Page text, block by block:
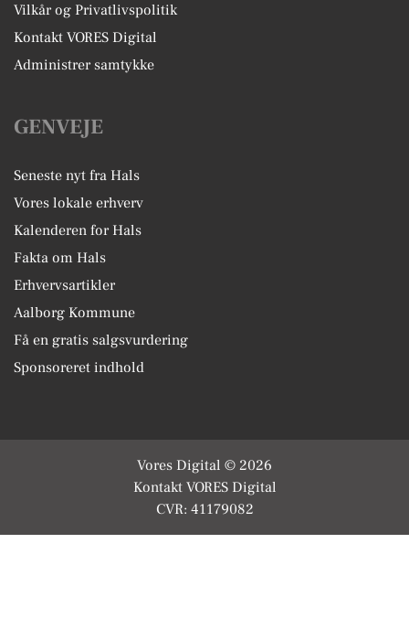
Vilkår og Privatlivspolitik
Kontakt VORES Digital
Administrer samtykke
GENVEJE
Seneste nyt fra Hals
Vores lokale erhverv
Kalenderen for Hals
Fakta om Hals
Erhvervsartikler
Aalborg Kommune
Få en gratis salgsvurdering
Sponsoreret indhold
Vores Digital © 2026
Kontakt VORES Digital
CVR: 41179082